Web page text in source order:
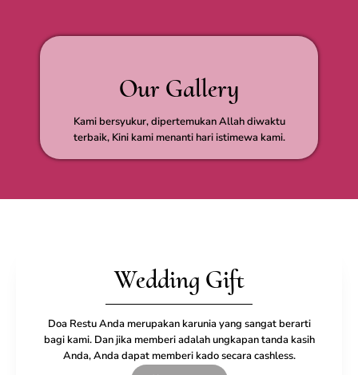
Our Gallery
Kami bersyukur, dipertemukan Allah diwaktu
terbaik, Kini kami menanti hari istimewa kami.
Wedding Gift
Doa Restu Anda merupakan karunia yang sangat berarti
bagi kami. Dan jika memberi adalah ungkapan tanda kasih
Anda, Anda dapat memberi kado secara cashless.